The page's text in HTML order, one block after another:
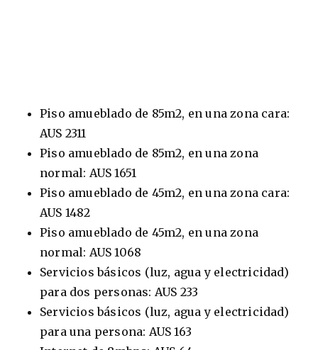
Piso amueblado de 85m2, en una zona cara:
AUS 2311
Piso amueblado de 85m2, en una zona
normal: AUS 1651
Piso amueblado de 45m2, en una zona cara:
AUS 1482
Piso amueblado de 45m2, en una zona
normal: AUS 1068
Servicios básicos (luz, agua y electricidad)
para dos personas: AUS 233
Servicios básicos (luz, agua y electricidad)
para una persona: AUS 163